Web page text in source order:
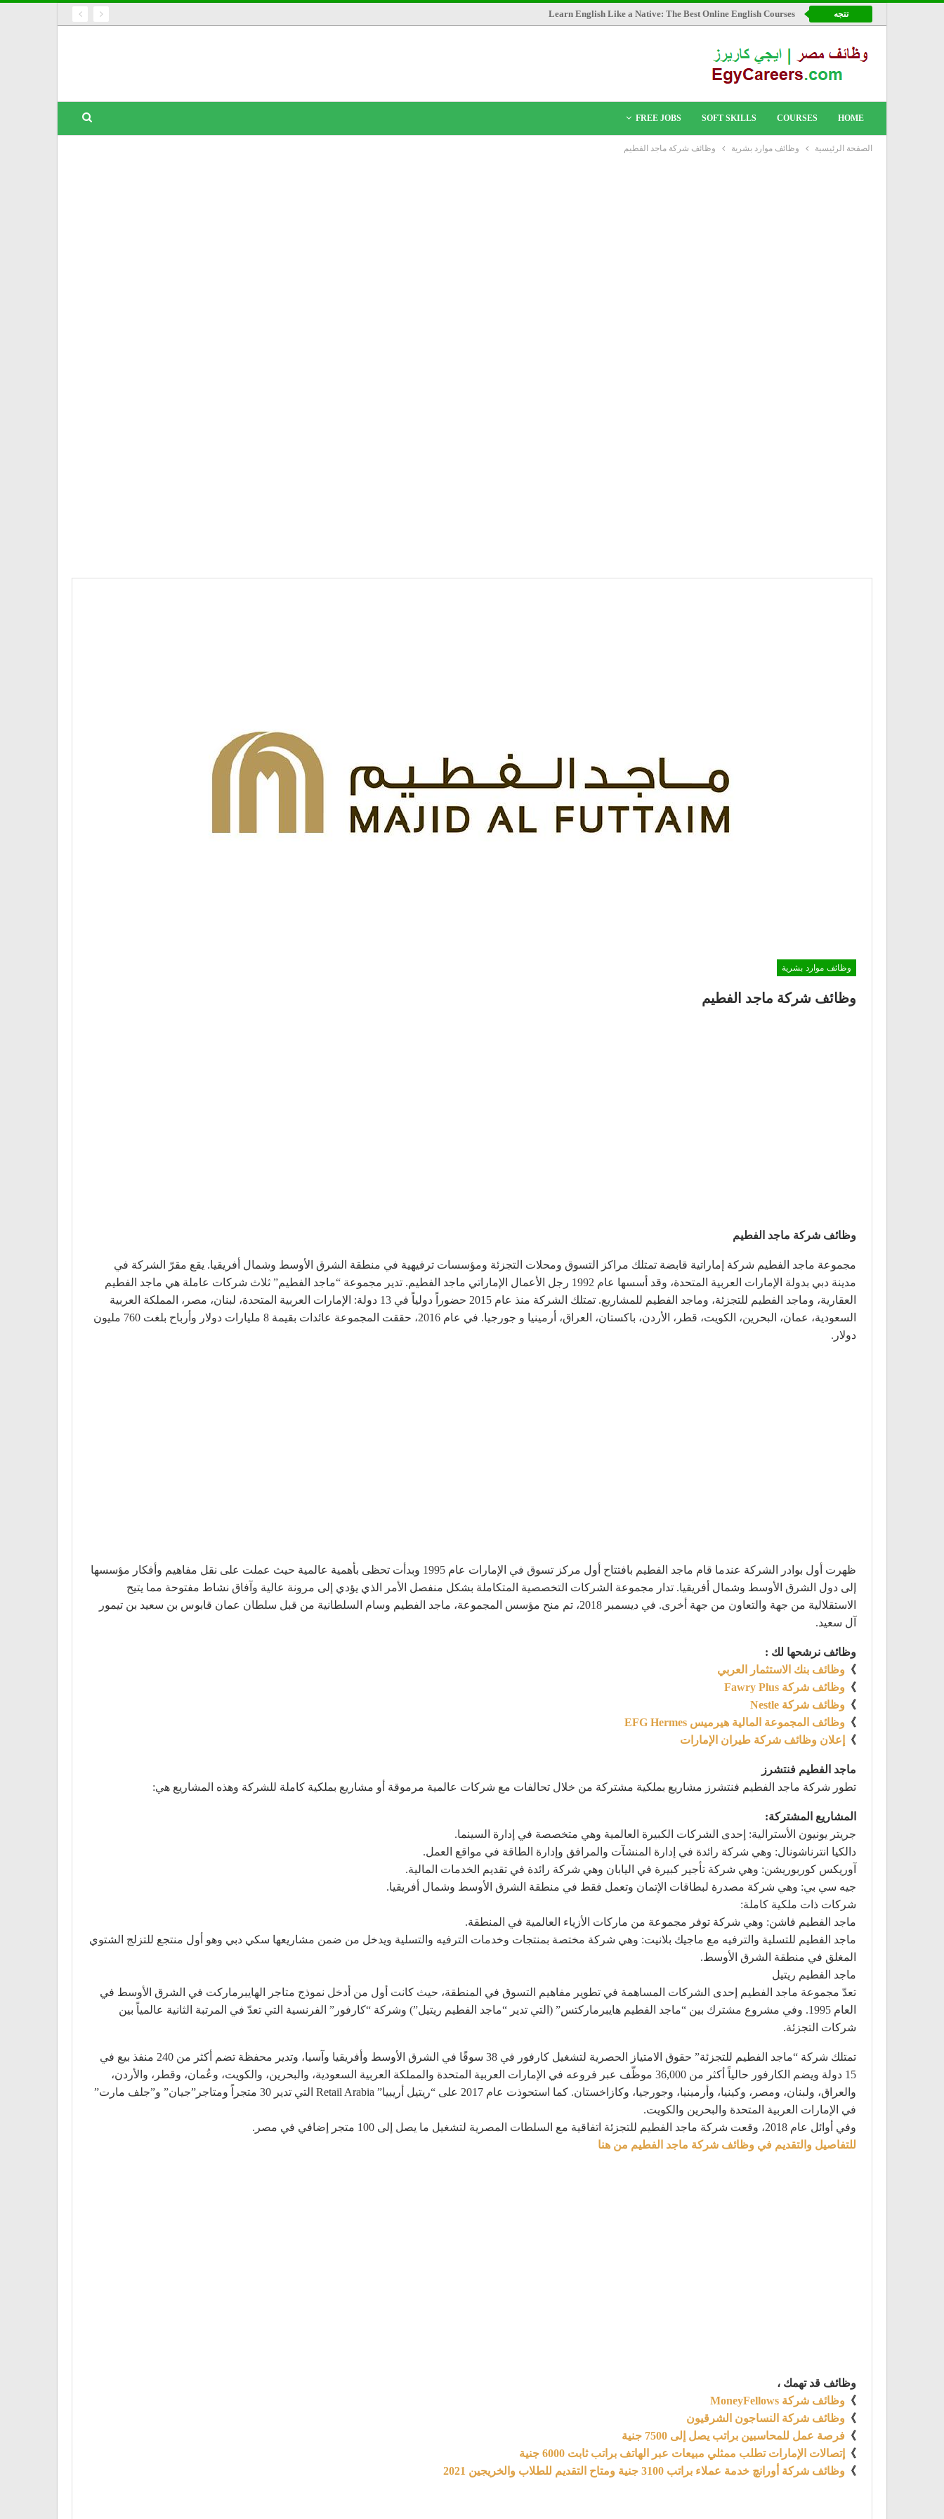
تتجه Learn English Like a Native: The Best Online English Courses
HOME
COURSES
SOFT SKILLS
FREE JOBS
الصفحة الرئيسية وظائف موارد بشرية وظائف شركة ماجد الفطيم
وظائف موارد بشرية
وظائف شركة ماجد الفطيم
وظائف شركة ماجد الفطيم
مجموعة ماجد الفطيم شركة إماراتية قابضة تمتلك مراكز التسوق ومحلات التجزئة ومؤسسات ترفيهية في منطقة الشرق الأوسط وشمال أفريقيا. يقع مقرّ الشركة في
مدينة دبي بدولة الإمارات العربية المتحدة، وقد أسسها عام 1992 رجل الأعمال الإماراتي ماجد الفطيم. تدير مجموعة “ماجد الفطيم” ثلاث شركات عاملة هي ماجد الفطيم
العقارية، وماجد الفطيم للتجزئة، وماجد الفطيم للمشاريع. تمتلك الشركة منذ عام 2015 حضوراً دولياً في 13 دولة: الإمارات العربية المتحدة، لبنان، مصر، المملكة العربية
السعودية، عمان، البحرين، الكويت، قطر، الأردن، باكستان، العراق، أرمينيا و جورجيا. في عام 2016، حققت المجموعة عائدات بقيمة 8 مليارات دولار وأرباح بلغت 760 مليون
دولار.
ظهرت أول بوادر الشركة عندما قام ماجد الفطيم بافتتاح أول مركز تسوق في الإمارات عام 1995 وبدأت تحظى بأهمية عالمية حيث عملت على نقل مفاهيم وأفكار مؤسسها
إلى دول الشرق الأوسط وشمال أفريقيا. تدار مجموعة الشركات التخصصية المتكاملة بشكل منفصل الأمر الذي يؤدي إلى مرونة عالية وآفاق نشاط مفتوحة مما يتيح
الاستقلالية من جهة والتعاون من جهة أخرى. في ديسمبر 2018، تم منح مؤسس المجموعة، ماجد الفطيم وسام السلطانية من قبل سلطان عمان قابوس بن سعيد بن تيمور
آل سعيد.
وظائف نرشحها لك :
》 وظائف بنك الاستثمار العربي
》 وظائف شركة Fawry Plus
》 وظائف شركة Nestle
》 وظائف المجموعة المالية هيرميس EFG Hermes
》
إعلان وظائف شركة طيران الإمارات
ماجد الفطيم فنتشرز
تطور شركة ماجد الفطيم فنتشرز مشاريع بملكية مشتركة من خلال تحالفات مع شركات عالمية مرموقة أو مشاريع بملكية كاملة للشركة وهذه المشاريع هي:
المشاريع المشتركة:
جريتر يونيون الأسترالية: إحدى الشركات الكبيرة العالمية وهي متخصصة في إدارة السينما.
دالكيا انترناشونال: وهي شركة رائدة في إدارة المنشآت والمرافق وإدارة الطاقة في مواقع العمل.
آوريكس كوربوريشن: وهي شركة تأجير كبيرة في اليابان وهي شركة رائدة في تقديم الخدمات المالية.
جيه سي بي: وهي شركة مصدرة لبطاقات الإتمان وتعمل فقط في منطقة الشرق الأوسط وشمال أفريقيا.
شركات ذات ملكية كاملة:
ماجد الفطيم فاشن: وهي شركة توفر مجموعة من ماركات الأزياء العالمية في المنطقة.
ماجد الفطيم للتسلية والترفيه مع ماجيك بلانيت: وهي شركة مختصة بمنتجات وخدمات الترفيه والتسلية ويدخل من ضمن مشاريعها سكي دبي وهو أول منتجع للتزلج الشتوي
المغلق في منطقة الشرق الأوسط.
ماجد الفطيم ريتيل
تعدّ مجموعة ماجد الفطيم إحدى الشركات المساهمة في تطوير مفاهيم التسوق في المنطقة، حيث كانت أول من أدخل نموذج متاجر الهايبرماركت في الشرق الأوسط في
العام 1995. وفي مشروع مشترك بين “ماجد الفطيم هايبرماركتس” (التي تدير “ماجد الفطيم ريتيل”) وشركة “كارفور” الفرنسية التي تعدّ في المرتبة الثانية عالمياً بين
شركات التجزئة.
تمتلك شركة “ماجد الفطيم للتجزئة” حقوق الامتياز الحصرية لتشغيل كارفور في 38 سوقًا في الشرق الأوسط وأفريقيا وآسيا، وتدير محفظة تضم أكثر من 240 منفذ بيع في
15 دولة ويضم الكارفور حالياً أكثر من 36,000 موظّف عبر فروعه في الإمارات العربية المتحدة والمملكة العربية السعودية، والبحرين، والكويت، وعُمان، وقطر، والأردن،
والعراق، ولبنان، ومصر، وكينيا، وأرمينيا، وجورجيا، وكازاخستان. كما استحوذت عام 2017 على “ريتيل أريبيا” Retail Arabia التي تدير 30 متجراً ومتاجر”جيان” و”جلف مارت”
في الإمارات العربية المتحدة والبحرين والكويت.
وفي أوائل عام 2018، وقعت شركة ماجد الفطيم للتجزئة اتفاقية مع السلطات المصرية لتشغيل ما يصل إلى 100 متجر إضافي في مصر.
للتفاصيل والتقديم في وظائف شركة ماجد الفطيم من هنا
وظائف قد تهمك ،
》 وظائف شركة MoneyFellows
》 وظائف شركة النساجون الشرقيون
》 فرصة عمل للمحاسبين براتب يصل إلى 7500 جنية
》
إتصالات الإمارات تطلب ممثلي مبيعات عبر الهاتف براتب ثابت 6000 جنية
》 وظائف شركة أورانچ خدمة عملاء براتب 3100 جنية ومتاح التقديم للطلاب والخريجين 2021